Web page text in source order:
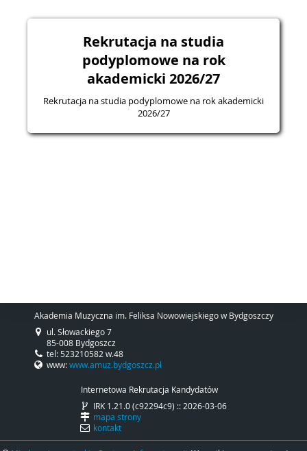
Rekrutacja na studia
podyplomowe na rok
akademicki 2026/27
Rekrutacja na studia podyplomowe na rok akademicki
2026/27
Akademia Muzyczna im. Feliksa Nowowiejskiego w Bydgoszczy
ul. Słowackiego 7
85-008 Bydgoszcz
tel: 523210582 w.48
www:www.amuz.bydgoszcz.pl
Internetowa Rekrutacja Kandydatów
IRK 1.21.0 (c92294c9) :: 2026-03-06
mapa strony
kontakt